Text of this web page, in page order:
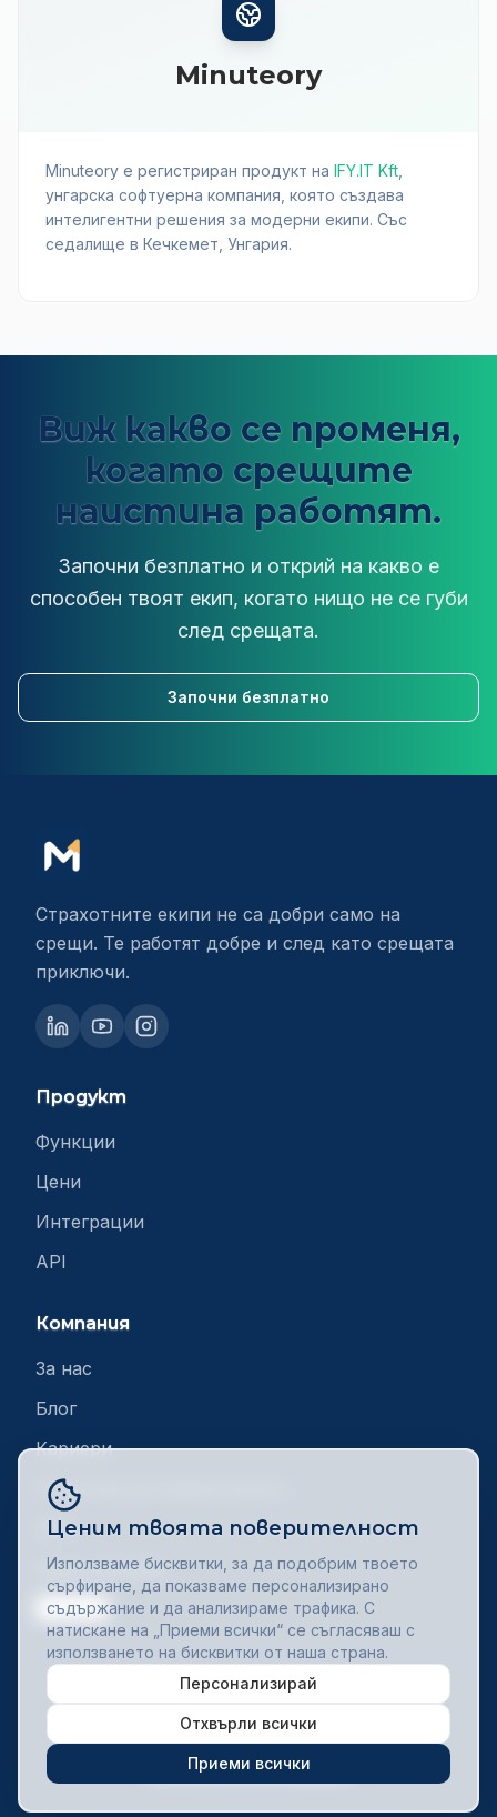
Ценим твоята поверителност
Използваме бисквитки, за да подобрим твоето
сърфиране, да показваме персонализирано
съдържание и да анализираме трафика. С
натискане на „Приеми всички“ се съгласяваш с
използването на бисквитки от наша страна.
Персонализирай
Отхвърли всички
Приеми всички
Minuteory
Minuteory е регистриран продукт на IFY.IT Kft
унгарска софтуерна компания, която създава
интелигентни решения за модерни екипи. Със
седалище в Кечкемет, Унгария.
Виж какво се променя,
когато срещите
наистина работят.
Започни безплатно и открий на какво е
способен твоят екип, когато нищо не се губи
след срещата.
Започни безплатно
Страхотните екипи не са добри само на
срещи. Те работят добре и след като срещата
приключи.
Продукт
Функции
Цени
Интеграции
API
Компания
За нас
Блог
Кариери
Политика за поверителност
DPA
Общи условия
Контакт